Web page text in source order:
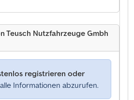
Teusch Nutzfahrzeuge Gmbh
registrieren oder
Informationen abzurufen.